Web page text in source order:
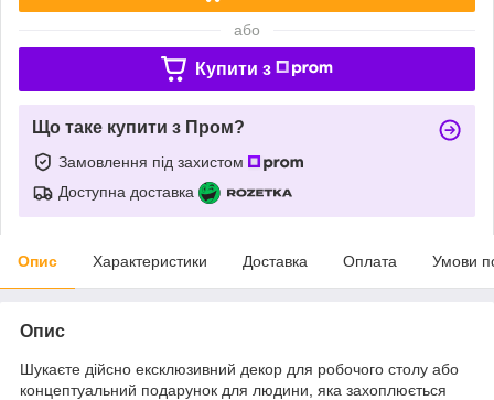
або
Купити з
Що таке купити з Пром?
Замовлення під захистом
Доступна доставка
Опис Характеристики Доставка Оплата Умови
Опис
Шукаєте дійсно ексклюзивний декор для робочого столу або
концептуальний подарунок для людини, яка захоплюється